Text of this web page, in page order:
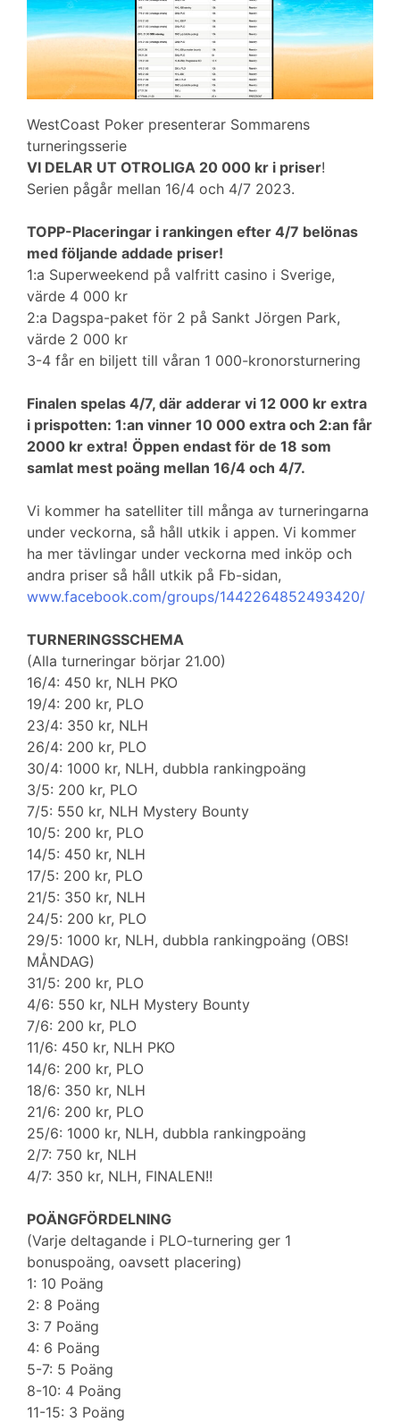
WestCoast Poker presenterar Sommarens
turneringsserie
VI DELAR UT OTROLIGA 20 000 kr i priser!
Serien pågår mellan 16/4 och 4/7 2023.
TOPP-Placeringar i rankingen efter 4/7 belönas
med följande addade priser!
1:a Superweekend på valfritt casino i Sverige,
värde 4 000 kr
2:a Dagspa-paket för 2 på Sankt Jörgen Park,
värde 2 000 kr
3-4 får en biljett till våran 1 000-kronorsturnering
Finalen spelas 4/7, där adderar vi 12 000 kr extra
i prispotten: 1:an vinner 10 000 extra och 2:an får
2000 kr extra! Öppen endast för de 18 som
samlat mest poäng mellan 16/4 och 4/7.
Vi kommer ha satelliter till många av turneringarna
under veckorna, så håll utkik i appen. Vi kommer
ha mer tävlingar under veckorna med inköp och
andra priser så håll utkik på Fb-sidan,
www.facebook.com/groups/1442264852493420/
TURNERINGSSCHEMA
(Alla turneringar börjar 21.00)
16/4: 450 kr, NLH PKO
19/4: 200 kr, PLO
23/4: 350 kr, NLH
26/4: 200 kr, PLO
30/4: 1000 kr, NLH, dubbla rankingpoäng
3/5: 200 kr, PLO
7/5: 550 kr, NLH Mystery Bounty
10/5: 200 kr, PLO
14/5: 450 kr, NLH
17/5: 200 kr, PLO
21/5: 350 kr, NLH
24/5: 200 kr, PLO
29/5: 1000 kr, NLH, dubbla rankingpoäng (OBS!
MÅNDAG)
31/5: 200 kr, PLO
4/6: 550 kr, NLH Mystery Bounty
7/6: 200 kr, PLO
11/6: 450 kr, NLH PKO
14/6: 200 kr, PLO
18/6: 350 kr, NLH
21/6: 200 kr, PLO
25/6: 1000 kr, NLH, dubbla rankingpoäng
2/7: 750 kr, NLH
4/7: 350 kr, NLH, FINALEN!!
POÄNGFÖRDELNING
(Varje deltagande i PLO-turnering ger 1
bonuspoäng, oavsett placering)
1: 10 Poäng
2: 8 Poäng
3: 7 Poäng
4: 6 Poäng
5-7: 5 Poäng
8-10: 4 Poäng
11-15: 3 Poäng